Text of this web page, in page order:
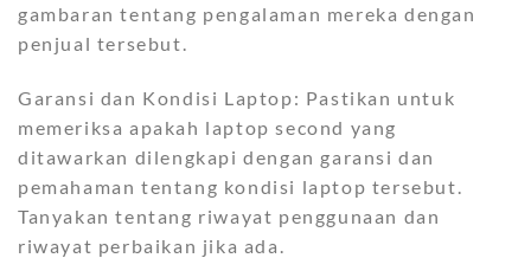
gambaran tentang pengalaman mereka dengan
penjual tersebut.
Garansi dan Kondisi Laptop: Pastikan untuk
memeriksa apakah laptop second yang
ditawarkan dilengkapi dengan garansi dan
pemahaman tentang kondisi laptop tersebut.
Tanyakan tentang riwayat penggunaan dan
riwayat perbaikan jika ada.